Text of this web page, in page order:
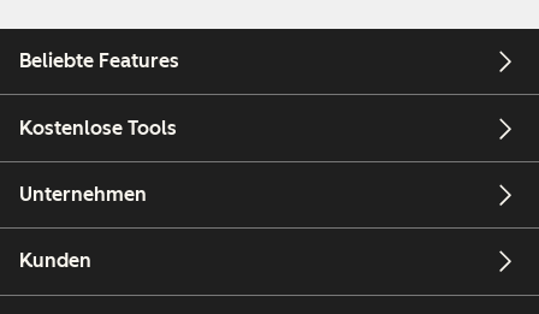
Beliebte Features
Kostenlose Tools
Unternehmen
Kunden